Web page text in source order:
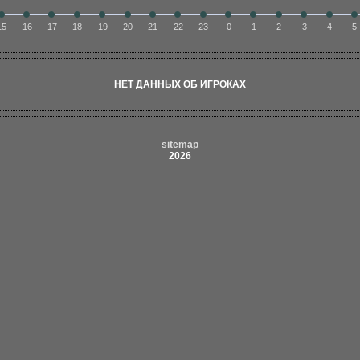
16 17 18 19 20 21 22 23 0 1 2 3 4 5
НЕТ ДАННЫХ ОБ ИГРОКАХ
sitemap
2026